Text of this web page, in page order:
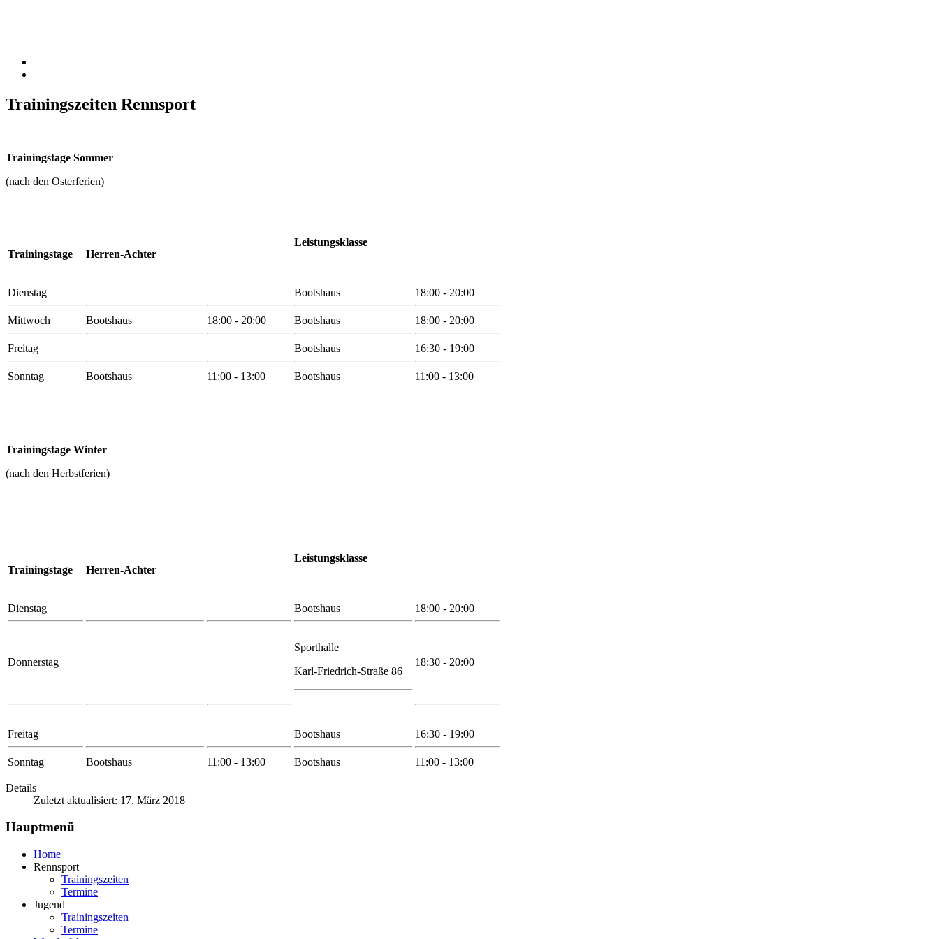
Trainingszeiten Rennsport
Trainingstage Sommer
(nach den Osterferien)
Trainingstage Herren-Achter
Leistungsklasse
Dienstag Bootshaus 18:00 - 20:00
Mittwoch Bootshaus 18:00 - 20:00 Bootshaus 18:00 - 20:00
Freitag Bootshaus 16:30 - 19:00
Sonntag Bootshaus 11:00 - 13:00 Bootshaus 11:00 - 13:00
Trainingstage Winter
(nach den Herbstferien)
Trainingstage Herren-Achter
Leistungsklasse
Dienstag Bootshaus 18:00 - 20:00
Donnerstag
Sporthalle
Karl-Friedrich-Straße 86
18:30 - 20:00
Freitag Bootshaus 16:30 - 19:00
Sonntag Bootshaus 11:00 - 13:00 Bootshaus 11:00 - 13:00
Details
Zuletzt aktualisiert: 17. März 2018
Hauptmenü
Home
Rennsport
Trainingszeiten
Termine
Jugend
Trainingszeiten
Termine